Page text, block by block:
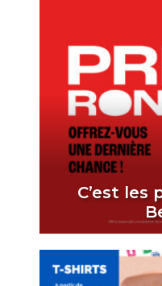
C’est les